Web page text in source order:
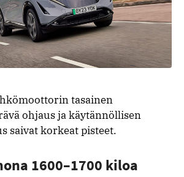
tasainen
ohjaus ja käytännöllisen
saivat korkeat pisteet.
1600–1700 kiloa